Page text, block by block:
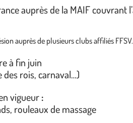
auprès de la MAIF couvrant
auprès de plusieurs clubs affiliés FFSV.
à fin juin
des rois, carnaval…)
vigueur:
rouleaux de massage